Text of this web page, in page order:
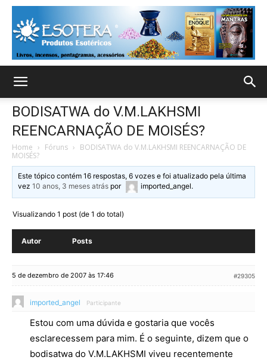
BODISATWA do V.M.LAKHSMI
REENCARNAÇÃO DE MOISÉS?
Home › Fóruns › BODISATWA do V.M.LAKHSMI REENCARNAÇÃO DE
MOISÉS?
Este tópico contém 16 respostas, 6 vozes e foi atualizado pela última
vez10 anos, 3 meses atrás por imported_angel.
Visualizando 1 post (de 1 do total)
Autor Posts
5 de dezembro de 2007 às 17:46 #29305
imported_angel Participante
Estou com uma dúvida e gostaria que vocês
esclarecessem para mim. É o seguinte, dizem que o
bodisatwa do V.M.LAKHSMI viveu recentemente